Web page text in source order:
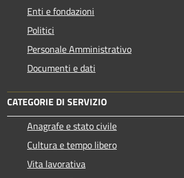
Enti e fondazioni
Politici
Personale Amministrativo
Documenti e dati
CATEGORIE DI SERVIZIO
Anagrafe e stato civile
Cultura e tempo libero
Vita lavorativa